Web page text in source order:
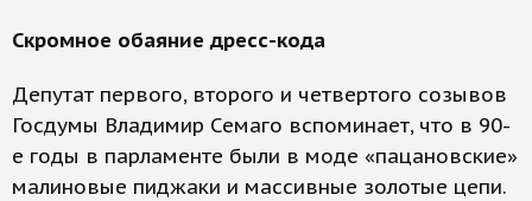
Скромное обаяние дресс-кода
Депутат первого, второго и четвертого созывов
Госдумы Владимир Семаго вспоминает, что в 90-
е годы в парламенте были в моде «пацановские»
малиновые пиджаки и массивные золотые цепи.